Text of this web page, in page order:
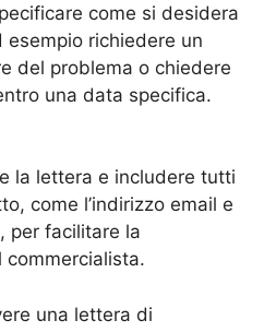
come si desidera
esempio richiedere un
del problema o chiedere
una data specifica.
la lettera e includere tutti
come l’indirizzo email e
per facilitare la
commercialista.
una lettera di